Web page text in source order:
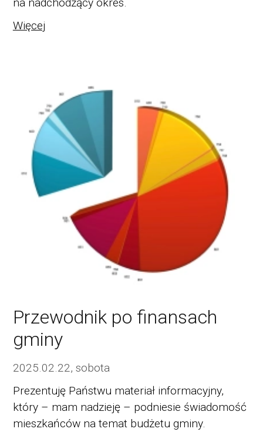
Więcej
Przewodnik po finansach
gminy
2025.02.22, sobota
Prezentuję Państwu materiał informacyjny,
który – mam nadzieję – podniesie świadomość
mieszkańców na temat budżetu gminy.